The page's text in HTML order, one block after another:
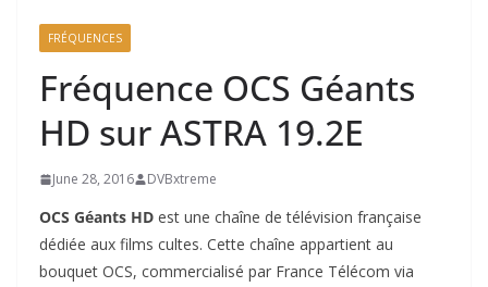
FRÉQUENCES
Fréquence OCS Géants
HD sur ASTRA 19.2E
June 28, 2016 DVBxtreme
OCS Géants HD est une chaîne de télévision française
dédiée aux films cultes. Cette chaîne appartient au
bouquet OCS, commercialisé par France Télécom via